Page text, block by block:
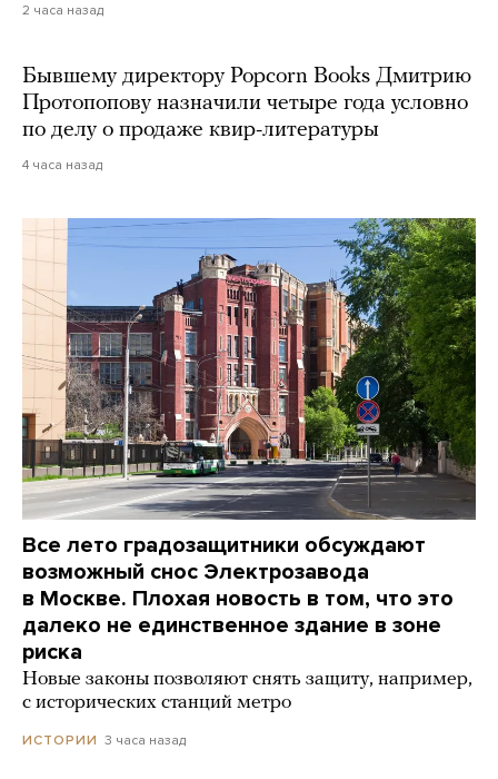
2 часа назад
Бывшему директору Popcorn Books Дмитрию
Протопопову назначили четыре года условно
по делу о продаже квир-литературы
4 часа назад
Все лето градозащитники обсуждают
возможный снос Электрозавода
в Москве. Плохая новость в том, что это
далеко не единственное здание в зоне
риска
Новые законы позволяют снять защиту, например,
с исторических станций метро
ИСТОРИИ 3 часа назад